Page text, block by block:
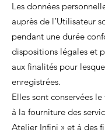
Les données
auprès de l’Utilisateur
pendant une durée
dispositions légales et
aux finalités pour
enregistrées.
Elles sont conservées
à la fourniture des
Atelier Infini » et à des